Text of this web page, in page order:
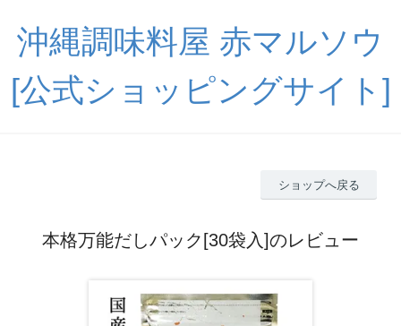
沖縄調味料屋 赤マルソウ
[公式ショッピングサイト]
ショップへ戻る
本格万能だしパック[30袋入]のレビュー